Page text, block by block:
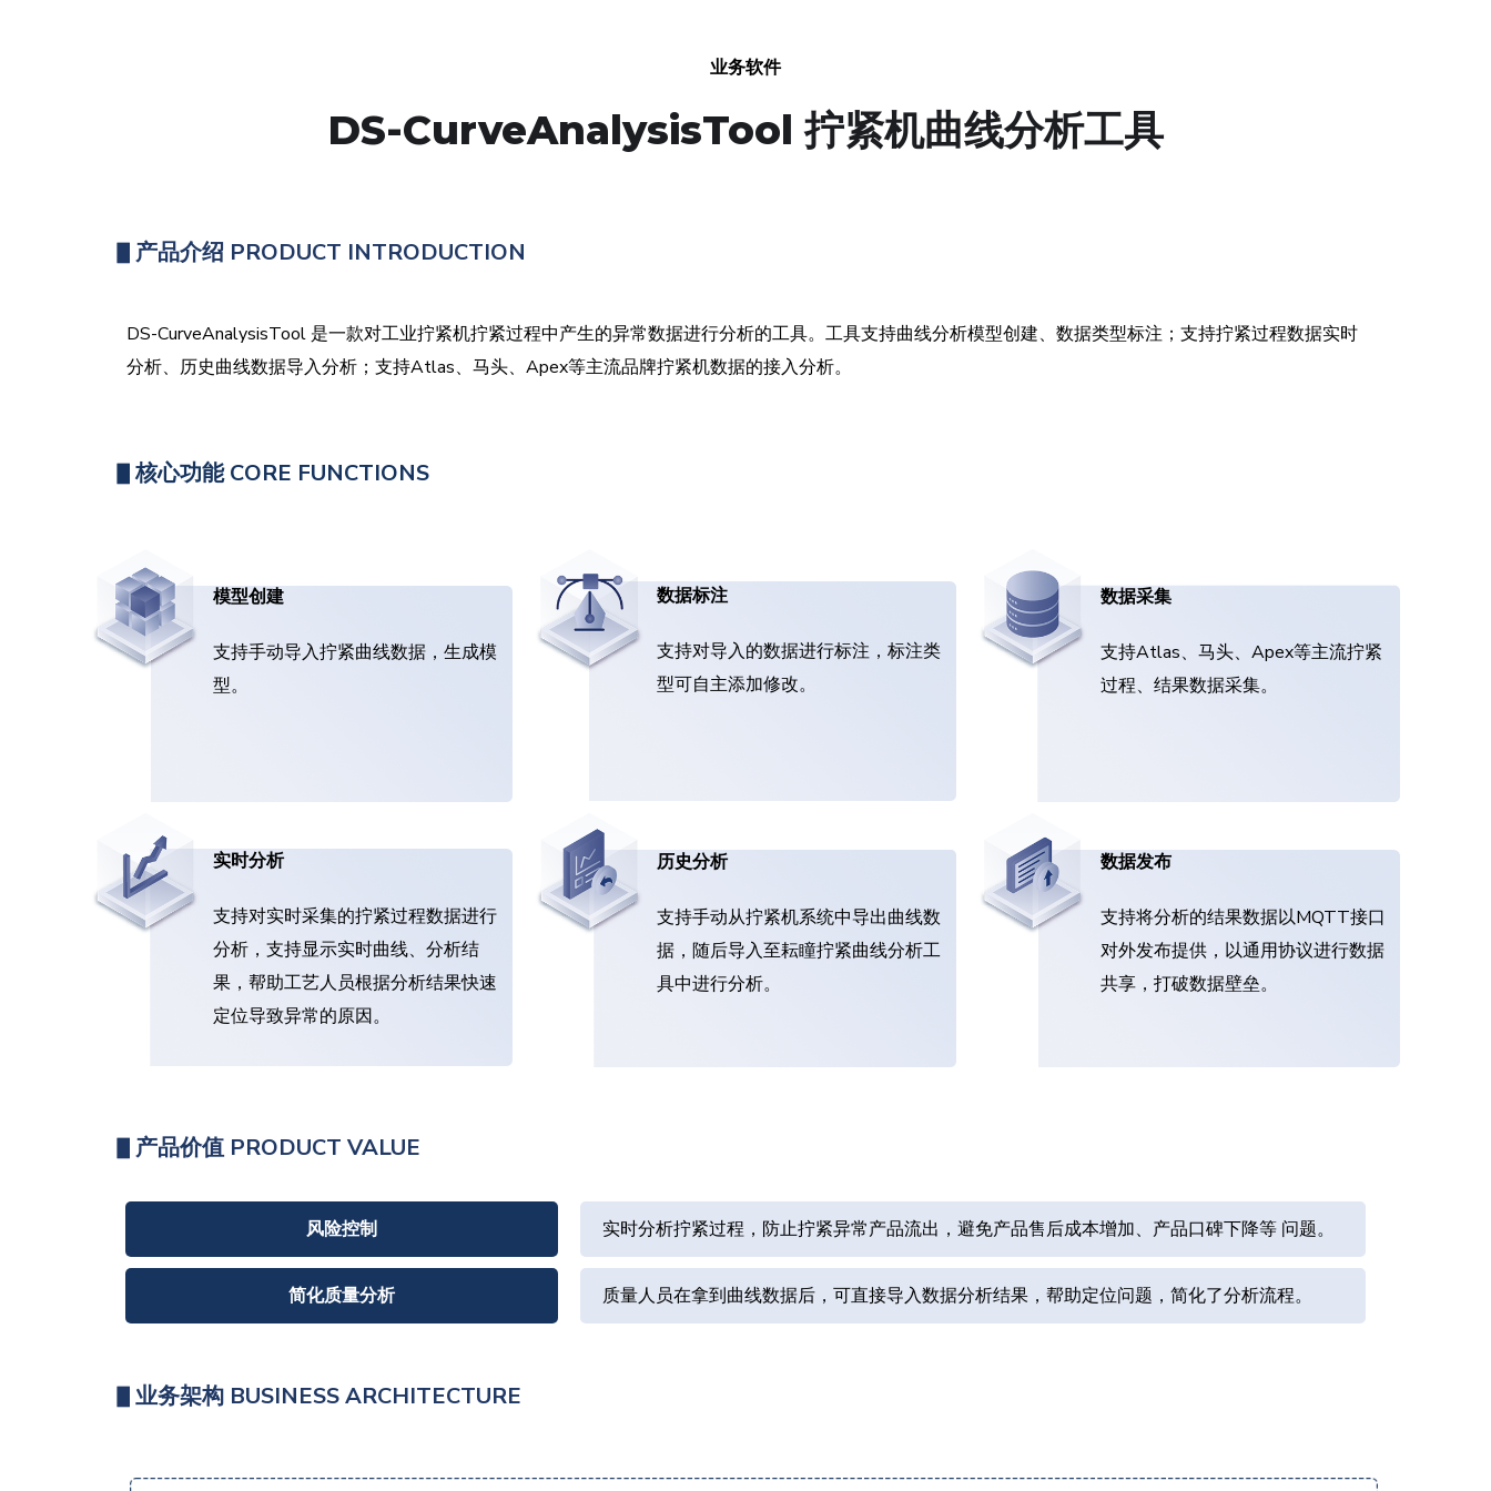
业务软件
DS-CurveAnalysisTool 拧紧机曲线分析工具
▋产品介绍 PRODUCT INTRODUCTION
DS-CurveAnalysisTool 是一款对工业拧紧机拧紧过程中产生的异常数据进行分析的工具。工具支持曲线分析模型创建、数据类型标注；支持拧紧过程数据实时
分析、历史曲线数据导入分析；支持Atlas、马头、Apex等主流品牌拧紧机数据的接入分析。
▋核心功能 CORE FUNCTIONS
模型创建
支持手动导入拧紧曲线数据，生成模
型。
数据标注
支持对导入的数据进行标注，标注类
型可自主添加修改。
数据采集
支持Atlas、马头、Apex等主流拧紧
过程、结果数据采集。
实时分析
支持对实时采集的拧紧过程数据进行
分析，支持显示实时曲线、分析结
果，帮助工艺人员根据分析结果快速
定位导致异常的原因。
历史分析
支持手动从拧紧机系统中导出曲线数
据，随后导入至耘瞳拧紧曲线分析工
具中进行分析。
数据发布
支持将分析的结果数据以MQTT接口
对外发布提供，以通用协议进行数据
共享，打破数据壁垒。
▋产品价值 PRODUCT VALUE
风险控制 实时分析拧紧过程，防止拧紧异常产品流出，避免产品售后成本增加、产品口碑下降等 问题。
简化质量分析 质量人员在拿到曲线数据后，可直接导入数据分析结果，帮助定位问题，简化了分析流程。
▋业务架构 BUSINESS ARCHITECTURE